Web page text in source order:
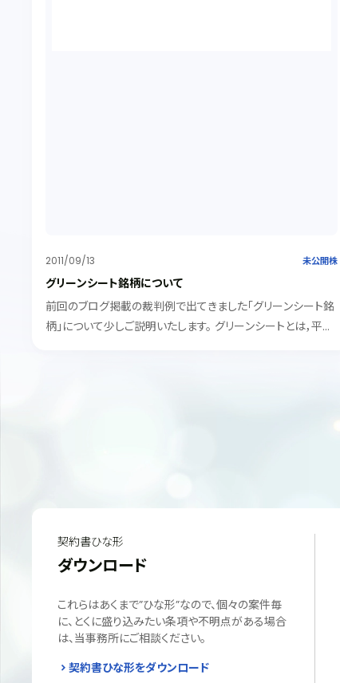
2011/09/13 未公開株
グリーンシート銘柄について
前回のブログ掲載の裁判例で出てきました「グリーンシート銘
柄」について少しご説明いたします。 グリーンシートとは，平成
契約書ひな形
ダウンロード
これらはあくまで”ひな形”なので、個々の案件毎
に、とくに盛り込みたい条項や不明点がある場合
は、当事務所にご相談ください。
契約書ひな形をダウンロード